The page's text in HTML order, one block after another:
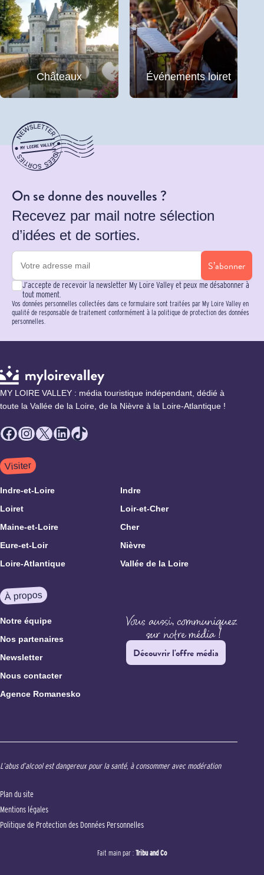
Châteaux Événements loiret
On se donne des nouvelles ?
Recevez par mail notre sélection
d’idées et de sorties.
S’abonner
J’accepte de recevoir la newsletter My Loire Valley et peux me désabonner à
tout moment.
Vos données personnelles collectées dans ce formulaire sont traitées par My Loire Valley en
qualité de responsable de traitement conformément à la politique de protection des données
personnelles.
MY LOIRE VALLEY : média touristique indépendant, dédié à
toute la Vallée de la Loire, de la Nièvre à la Loire-Atlantique !
Facebook
Instagram
X LinkedIn
TikTok
Visiter
Indre-et-Loire
Indre
Loiret
Loir-et-Cher
Maine-et-Loire
Cher
Eure-et-Loir
Nièvre
Loire-Atlantique
Vallée de la Loire
À propos
Notre équipe
Nos partenaires
Newsletter
Nous contacter
Agence Romanesko
Découvrir l'offre média
L’abus d’alcool est dangereux pour la santé, à consommer avec modération
Plan du site
Mentions légales
Politique de Protection des Données Personnelles
Fait main par : Tribu and Co